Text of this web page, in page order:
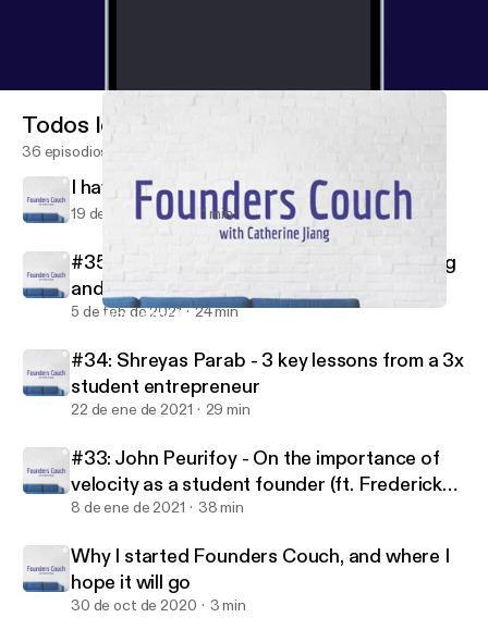
Why I started Founders Couch, and where I hope it will go
Todos los episodios
36 episodios
I have some news
19 de feb de 2021 1 min
#35: Michael Broughton - On great pitching
and being backed by Jay-Z
5 de feb de 2021 24 min
#34: Shreyas Parab - 3 key lessons from a 3x
student entrepreneur
22 de ene de 2021 29 min
#33: John Peurifoy - On the importance of
velocity as a student founder (ft. Frederick
Daso from Forbes)
8 de ene de 2021 38 min
Why I started Founders Couch, and where I
hope it will go
30 de oct de 2020 3 min